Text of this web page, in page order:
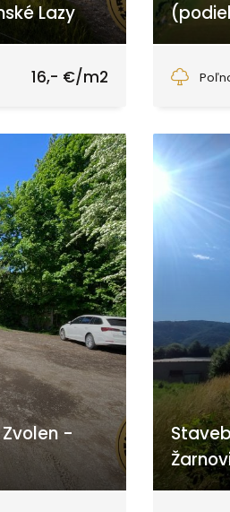
Lazy
16,- €/m2
-